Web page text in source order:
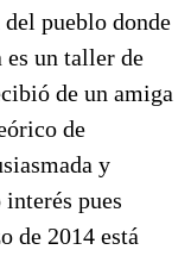
del pueblo donde
es un taller de
de un amiga
de
y
pues
de 2014 está